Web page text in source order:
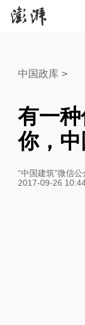
中国政库 >
有一
你，中
“中国建筑”微信公
2017-09-26